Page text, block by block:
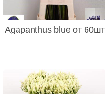
Agapanthus blue от 60шт